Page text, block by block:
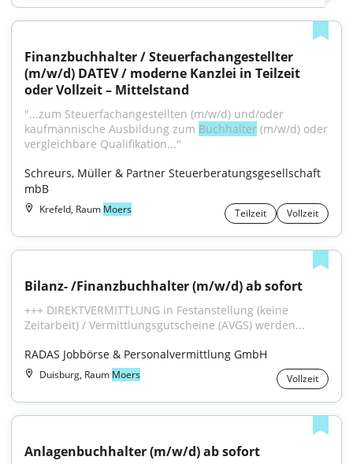
Finanzbuchhalter / Steuerfachangestellter
(m/w/d) DATEV / moderne Kanzlei in Teilzeit
oder Vollzeit – Mittelstand
"...zum Steuer­fach­angestellten (m/w/d) und/oder
kaufmännische Ausbildung zum Buchhalter (m/w/d) oder
vergleichbare Qualifikation..."
Schreurs, Müller & Partner Steuerberatungsgesellschaft
mbB
Krefeld, Raum Moers Teilzeit Vollzeit
Bilanz- /Finanzbuchhalter (m/w/d) ab sofort
+++ DIREKTVERMITTLUNG in Festanstellung (keine
Zeitarbeit) / Vermittlungsgutscheine (AVGS) werden...
RADAS Jobbörse & Personalvermittlung GmbH
Duisburg, Raum Moers Vollzeit
Anlagenbuchhalter (m/w/d) ab sofort